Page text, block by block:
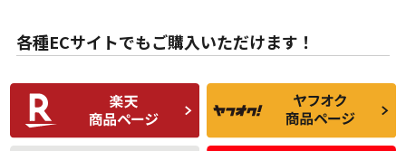
な中古品
んどない中古品
C
比較的きれいな中古
品
C
られるが、使用に問
題のない中古品
残り溝も少なく、偏
各種ECサイトでもご購入いただけます！